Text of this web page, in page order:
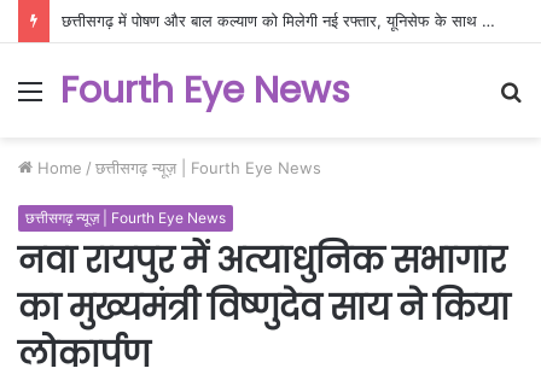
छत्तीसगढ़ में पोषण और बाल कल्याण को मिलेगी नई रफ्तार, यूनिसेफ के साथ बनी नवाचार आधारित रणनीति
Menu
Fourth Eye News
Home / छत्तीसगढ़ न्यूज़ | Fourth Eye News
छत्तीसगढ़ न्यूज़ | Fourth Eye News
नवा रायपुर में अत्याधुनिक सभागार
का मुख्यमंत्री विष्णुदेव साय ने किया
लोकार्पण